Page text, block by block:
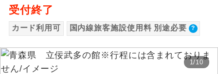
受付終了
カード利用可 国内線旅客施設使用料 別途必要
1/10
絶景 絶景スポットに立ち寄るコースです。
温泉 温泉地にも宿泊するコースです。